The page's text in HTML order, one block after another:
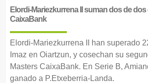
Elordi-Mariezkurrena II suman dos de dos
CaixaBank
Elordi-Mariezkurrena II han superado
Imaz en Oiartzun, y cosechan su
Masters CaixaBank. En Serie B,
ganado a P.Etxeberria-Landa.